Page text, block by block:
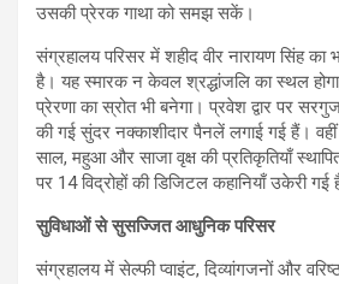
उसकी प्रेरक गाथा को समझ सकें।
संग्रहालय परिसर में शहीद वीर नारायण सिंह का
है। यह स्मारक न केवल श्रद्धांजलि का स्थल
प्रेरणा का स्रोत भी बनेगा। प्रवेश द्वार पर
की गई सुंदर नक्काशीदार पैनलें लगाई गई हैं। वहीं
साल, महुआ और साजा वृक्ष की प्रतिकृतियाँ
पर 14 विद्रोहों की डिजिटल कहानियाँ उकेरी गई
सुविधाओं से सुसज्जित आधुनिक परिसर
संग्रहालय में सेल्फी प्वाइंट, दिव्यांगजनों और